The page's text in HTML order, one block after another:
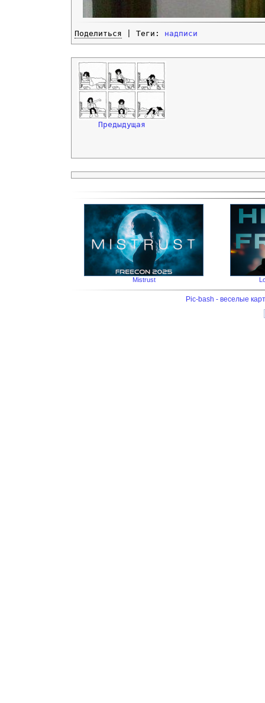
Поделиться | Теги: надписи
Предыдущая
Mistrust
Pic-bash - веселые